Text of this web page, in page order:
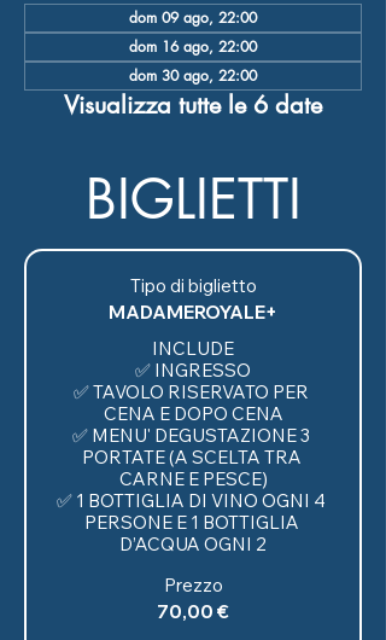
dom 09 ago, 22:00
dom 16 ago, 22:00
dom 30 ago, 22:00
Visualizza tutte le 6 date
BIGLIETTI
Tipo di biglietto
MADAMEROYALE+
INCLUDE
✅ INGRESSO
✅ TAVOLO RISERVATO PER
CENA E DOPO CENA
✅ MENU' DEGUSTAZIONE 3
PORTATE (A SCELTA TRA
CARNE E PESCE)
✅ 1 BOTTIGLIA DI VINO OGNI 4
PERSONE E 1 BOTTIGLIA
D’ACQUA OGNI 2
Prezzo
70,00 €